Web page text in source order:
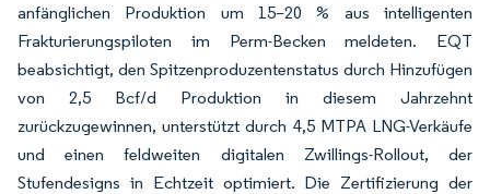
anfänglichen Produktion um 15–20 % aus intelligenten
Frakturierungspiloten im Perm-Becken meldeten. EQT
beabsichtigt, den Spitzenproduzentenstatus durch Hinzufügen
von 2,5 Bcf/d Produktion in diesem Jahrzehnt
zurückzugewinnen, unterstützt durch 4,5 MTPA LNG-Verkäufe
und einen feldweiten digitalen Zwillings-Rollout, der
Stufendesigns in Echtzeit optimiert. Die Zertifizierung der